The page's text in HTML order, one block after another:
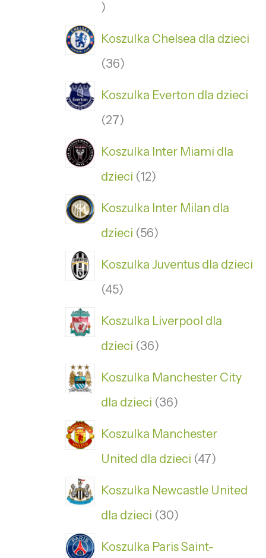
Koszulka Chelsea dla dzieci
36
Koszulka Everton dla dzieci
27
Koszulka Inter Miami dla
dzieci 12
Koszulka Inter Milan dla
dzieci 56
Koszulka Juventus dla dzieci
45
Koszulka Liverpool dla
dzieci 36
Koszulka Manchester City
dla dzieci 36
Koszulka Manchester
United dla dzieci 47
Koszulka Newcastle United
dla dzieci 30
Koszulka Paris Saint-